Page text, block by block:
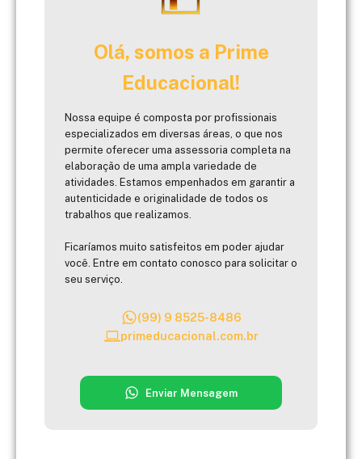
Olá, somos a Prime
Educacional!
Nossa equipe é composta por profissionais
especializados em diversas áreas, o que nos
permite oferecer uma assessoria completa na
elaboração de uma ampla variedade de
atividades. Estamos empenhados em garantir a
autenticidade e originalidade de todos os
trabalhos que realizamos.
Ficaríamos muito satisfeitos em poder ajudar
você. Entre em contato conosco para solicitar o
seu serviço.
(99) 9 8525-8486
primeducacional.com.br
Enviar Mensagem